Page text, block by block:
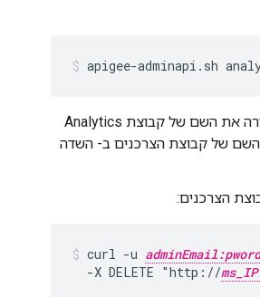
apigee-adminapi.sh
הפקודה הזו מחזירה את השם של קבוצת Analytics
של קבוצת הצרכנים ב- השדה
curl -u adminEmail:pword
  -X DELETE "http://
ms_IP